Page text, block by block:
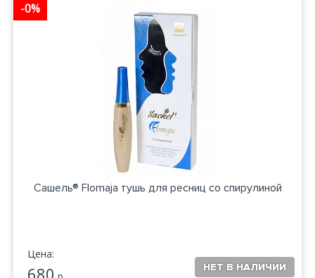
-0%
Сашель® Flomaja тушь для ресниц со спирулиной
Цена:
680